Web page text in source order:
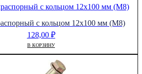
с кольцом 12х100 мм (М8)
128,00 ₽
В КОРЗИНУ